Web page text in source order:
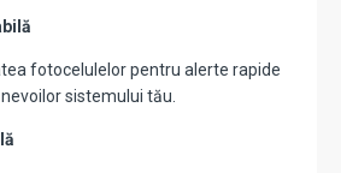
fotocelulelor pentru alerte rapide
sistemului tău.